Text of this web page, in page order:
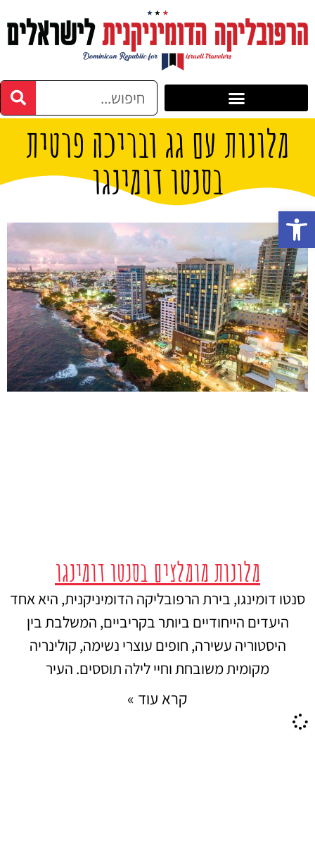
מלונות עם גג ובריכה פרטית
בסנטו דומינגו
מלונות מומלצים בסנטו דומינגו
סנטו דומינגו, בירת הרפובליקה הדומיניקנית, היא אחד
היעדים הייחודיים ביותר בקריביים, המשלבת בין
היסטוריה עשירה, חופים עוצרי נשימה, קולינריה
מקומית משובחת וחיי לילה תוססים. העיר
קרא עוד »
פתח סרגל נגישות